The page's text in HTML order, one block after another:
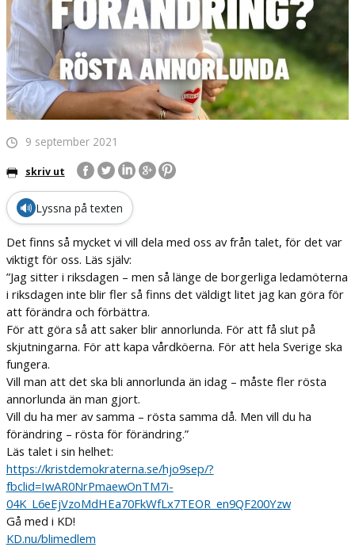
9 september 2021
skriv ut
🔊 Lyssna på texten
Det finns så mycket vi vill dela med oss av från talet, för det var
viktigt för oss. Läs själv:
”Jag sitter i riksdagen – men så länge de borgerliga ledamöterna
i riksdagen inte blir fler så finns det väldigt litet jag kan göra för
att förändra och förbättra.
För att göra så att saker blir annorlunda. För att få slut på
skjutningarna. För att kapa vårdköerna. För att hela Sverige ska
fungera.
Vill man att det ska bli annorlunda än idag – måste fler rösta
annorlunda än man gjort.
Vill du ha mer av samma – rösta samma då. Men vill du ha
förändring – rösta för förändring.”
Läs talet i sin helhet:
https://kristdemokraterna.se/hjo9sep/?
fbclid=IwAR0NrPmaewOnTM7i-
04K_L6eEjVzoMdHEa70FkWfLx7TEOR_en9QF200Yzw
Gå med i KD!
KD.nu/blimedlem